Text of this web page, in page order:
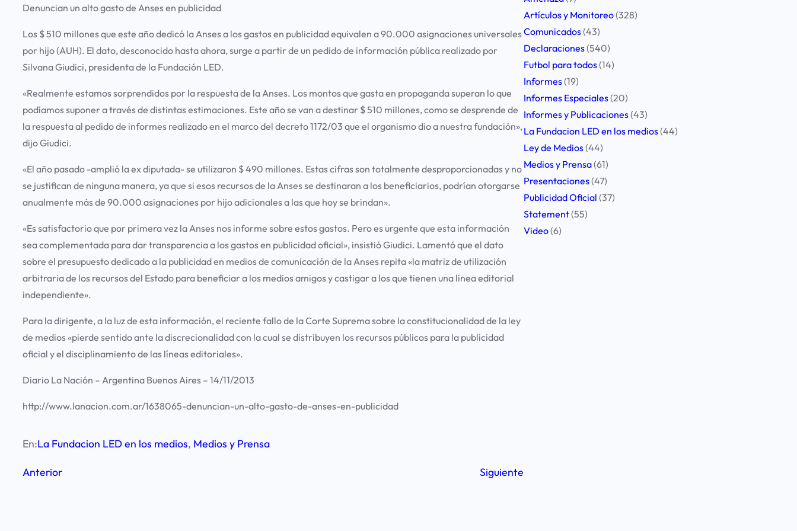
Denuncian un alto gasto de Anses en publicidad
Los $ 510 millones que este año dedicó la Anses a los gastos en publicidad equivalen a 90.000 asignaciones universales
por hijo (AUH). El dato, desconocido hasta ahora, surge a partir de un pedido de información pública realizado por
Silvana Giudici, presidenta de la Fundación LED.
«Realmente estamos sorprendidos por la respuesta de la Anses. Los montos que gasta en propaganda superan lo que
podíamos suponer a través de distintas estimaciones. Este año se van a destinar $ 510 millones, como se desprende de
la respuesta al pedido de informes realizado en el marco del decreto 1172/03 que el organismo dio a nuestra fundación»,
dijo Giudici.
«El año pasado -amplió la ex diputada- se utilizaron $ 490 millones. Estas cifras son totalmente desproporcionadas y no
se justifican de ninguna manera, ya que si esos recursos de la Anses se destinaran a los beneficiarios, podrían otorgarse
anualmente más de 90.000 asignaciones por hijo adicionales a las que hoy se brindan».
«Es satisfactorio que por primera vez la Anses nos informe sobre estos gastos. Pero es urgente que esta información
sea complementada para dar transparencia a los gastos en publicidad oficial», insistió Giudici. Lamentó que el dato
sobre el presupuesto dedicado a la publicidad en medios de comunicación de la Anses repita «la matriz de utilización
arbitraria de los recursos del Estado para beneficiar a los medios amigos y castigar a los que tienen una línea editorial
independiente».
Para la dirigente, a la luz de esta información, el reciente fallo de la Corte Suprema sobre la constitucionalidad de la ley
de medios «pierde sentido ante la discrecionalidad con la cual se distribuyen los recursos públicos para la publicidad
oficial y el disciplinamiento de las líneas editoriales».
Diario La Nación – Argentina Buenos Aires – 14/11/2013
http://www.lanacion.com.ar/1638065-denuncian-un-alto-gasto-de-anses-en-publicidad
En:La Fundacion LED en los medios, Medios y Prensa
Anterior Siguiente
Artículos y Monitoreo(328)
Comunicados(43)
Declaraciones(540)
Futbol para todos(14)
Informes(19)
Informes Especiales(20)
Informes y Publicaciones(43)
La Fundacion LED en los medios(44)
Ley de Medios(44)
Medios y Prensa(61)
Presentaciones(47)
Publicidad Oficial (37)
Statement(55)
Video(6)